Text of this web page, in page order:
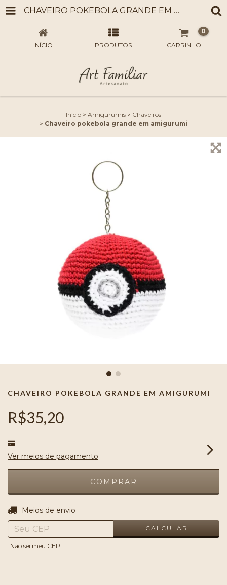
CHAVEIRO POKEBOLA GRANDE EM AMIGURUMI
INÍCIO PRODUTOS CARRINHO
0
Início > Amigurumis > Chaveiros
> Chaveiro pokebola grande em amigurumi
CHAVEIRO POKEBOLA GRANDE EM AMIGURUMI
R$35,20
Ver meios de pagamento
Entregas para o CEP:
Meios de envio
CALCULAR
Não sei meu CEP